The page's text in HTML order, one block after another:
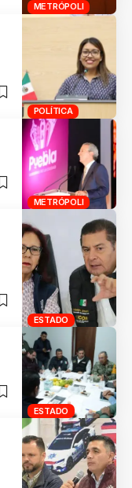
METRÓPOLI
POLÍTICA
METRÓPOLI
ESTADO
ESTADO